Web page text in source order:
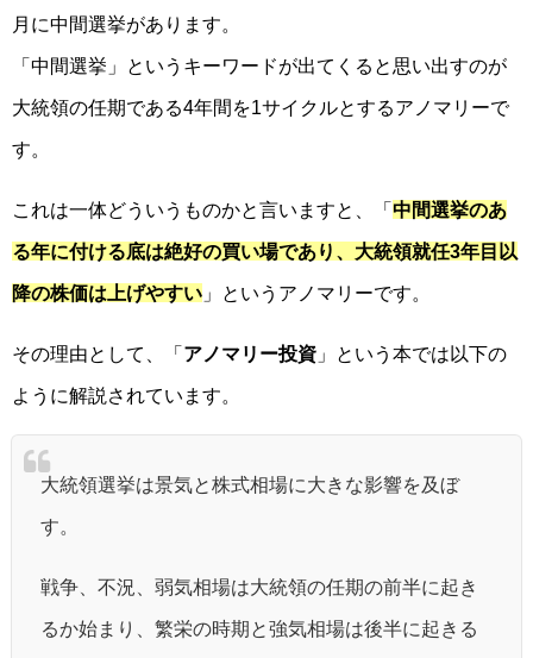
月に中間選挙があります。
「中間選挙」というキーワードが出てくると思い出すのが
大統領の任期である4年間を1サイクルとするアノマリーで
す。
これは一体どういうものかと言いますと、「 中間選挙のあ
る年に付ける底は絶好の買い場であり、大統領就任3年目以
降の株価は上げやすい 」というアノマリーです。
その理由として、「 アノマリー投資 」という本では以下の
ように解説されています。
大統領選挙は景気と株式相場に大きな影響を及ぼ
す。
戦争、不況、弱気相場は大統領の任期の前半に起き
るか始まり、繁栄の時期と強気相場は後半に起きる